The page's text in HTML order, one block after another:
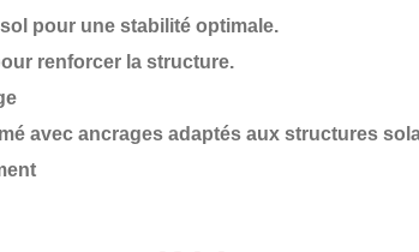
pour une stabilité optimale.
renforcer la structure.
avec ancrages adaptés aux structures